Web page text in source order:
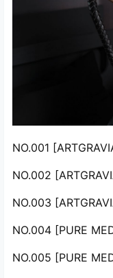
NO.001
NO.002
NO.003
NO.004 [PURE
NO.005 [PURE